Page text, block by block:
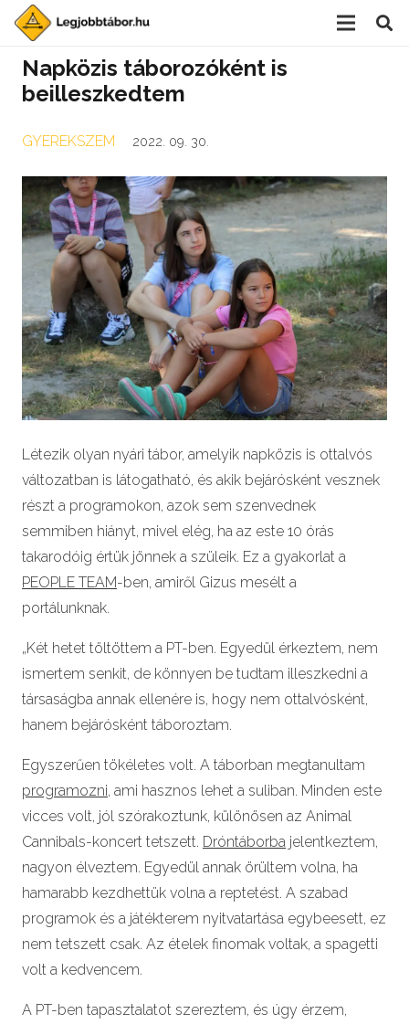
Napközis táborozóként is
beilleszkedtem
GYEREKSZEM 2022. 09. 30.
Létezik olyan nyári tábor, amelyik napközis is ottalvós
változatban is látogatható, és akik bejárósként vesznek
részt a programokon, azok sem szenvednek
semmiben hiányt, mivel elég, ha az este 10 órás
takarodóig értük jönnek a szüleik. Ez a gyakorlat a
PEOPLE TEAM-ben, amiről Gizus mesélt a
portálunknak.
„Két hetet töltöttem a PT-ben. Egyedül érkeztem, nem
ismertem senkit, de könnyen be tudtam illeszkedni a
társaságba annak ellenére is, hogy nem ottalvósként,
hanem bejárósként táboroztam.
Egyszerűen tökéletes volt. A táborban megtanultam
programozni, ami hasznos lehet a suliban. Minden este
vicces volt, jól szórakoztunk, különösen az Animal
Cannibals-koncert tetszett. Dróntáborba jelentkeztem,
nagyon élveztem. Egyedül annak örültem volna, ha
hamarabb kezdhettük volna a reptetést. A szabad
programok és a játékterem nyitvatartása egybeesett, ez
nem tetszett csak. Az ételek finomak voltak, a spagetti
volt a kedvencem.
A PT-ben tapasztalatot szereztem, és úgy érzem,